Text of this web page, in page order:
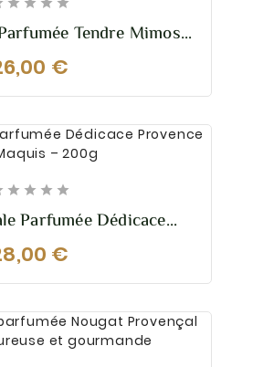
   
Tendre Mimosa
Florale Et Lumineuse
€
   
Parfumée Dédicace
Maquis – 200g
€